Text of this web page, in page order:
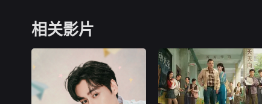
相关影片